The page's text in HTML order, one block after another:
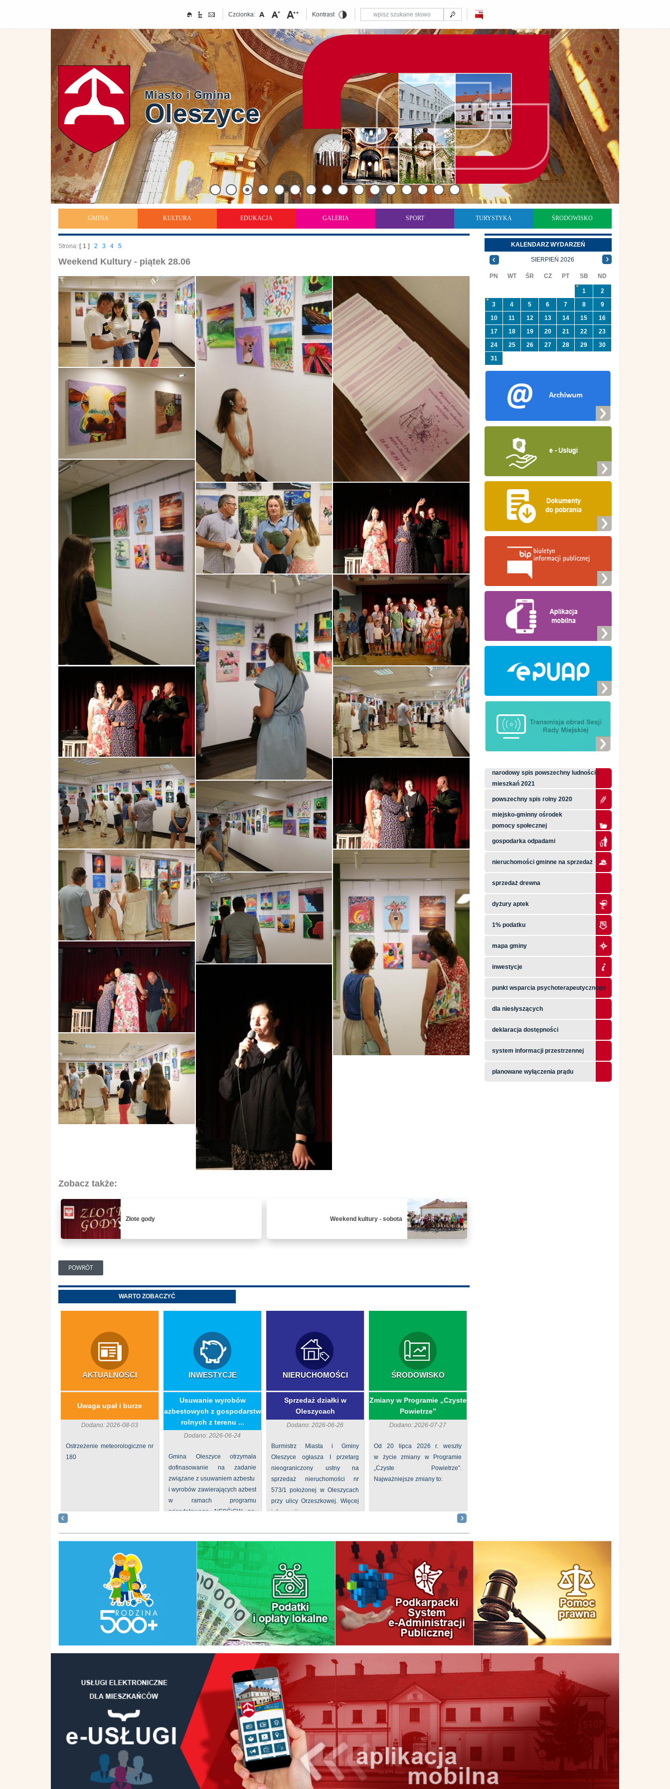
Czcionka: Kontrast
GMINA KULTURA EDUKACJA GALERIA SPORT TURYSTYKA ŚRODOWISKO
Strona: [ 1 ] 2 3 4 5
Weekend Kultury - piątek 28.06
Zobacz także:
Złote gody Weekend kultury - sobota
POWRÓT
WARTO ZOBACZYĆ
AKTUALNOŚCI
Uwaga upał i burze
Dodano: 2026-08-03
Ostrzeżenie meteorologiczne nr
180
INWESTYCJE
​Usuwanie wyrobów
azbestowych z gospodarstw
rolnych z terenu ...
Dodano: 2026-06-24
Gmina Oleszyce otrzymała
dofinasowanie na zadanie
związane z usuwaniem azbestu
i wyrobów zawierających azbest
w ramach programu
priorytetowego NFOŚiGW pn.
NIERUCHOMOŚCI
Sprzedaż działki w
Oleszycach
Dodano: 2026-06-26
Burmistrz Miasta i Gminy
Oleszyce ogłasza I przetarg
nieograniczony ustny na
sprzedaż nieruchomości nr
573/1 położonej w Oleszycach
przy ulicy Orzeszkowej. Więcej
informacji ...
ŚRODOWISKO
Zmiany w Programie „Czyste
Powietrze”
Dodano: 2026-07-27
Od 20 lipca 2026 r. weszły
w życie zmiany w Programie
„Czyste Powietrze”.
Najważniejsze zmiany to:
KALENDARZ WYDARZEŃ
SIERPIEŃ 2026
PN WT ŚR CZ PT SB ND
1
2
3
4 5 6 7 8
9
10
11 12 13 14 15
16
17
18 19 20 21 22
23
24
25 26 27 28 29
30
31
narodowy spis powszechny ludności i
mieszkań 2021
powszechny spis rolny 2020
miejsko-gminny ośrodek
pomocy społecznej
gospodarka odpadami
nieruchomości gminne na sprzedaż
sprzedaż drewna
dyżury aptek
1% podatku
mapa gminy
inwestycje
punkt wsparcia psychoterapeutycznego
dla niesłyszących
deklaracja dostępności
system informacji przestrzennej
planowane wyłączenia prądu